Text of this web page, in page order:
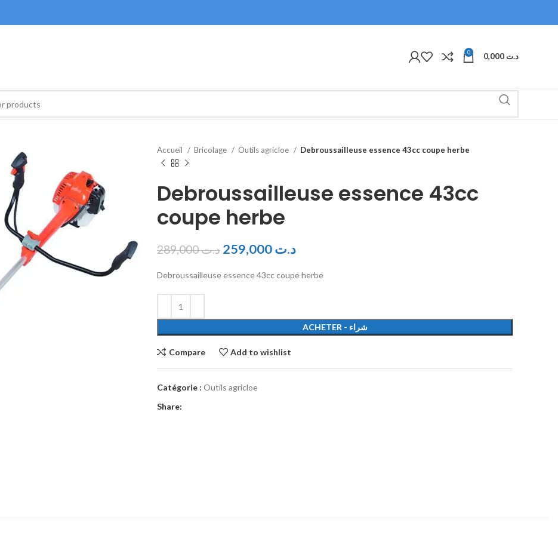
0 د.ت
Accueil Bricolage Outils agricloe Debroussailleuse essence 43cc coupe herbe
Debroussailleuse essence 43cc
coupe herbe
د.ت289,000 د.ت
Debroussailleuse essence 43cc coupe herbe
ACHETER - شراء
Compare Add to wishlist
Catégorie : Outils agricloe
Share: